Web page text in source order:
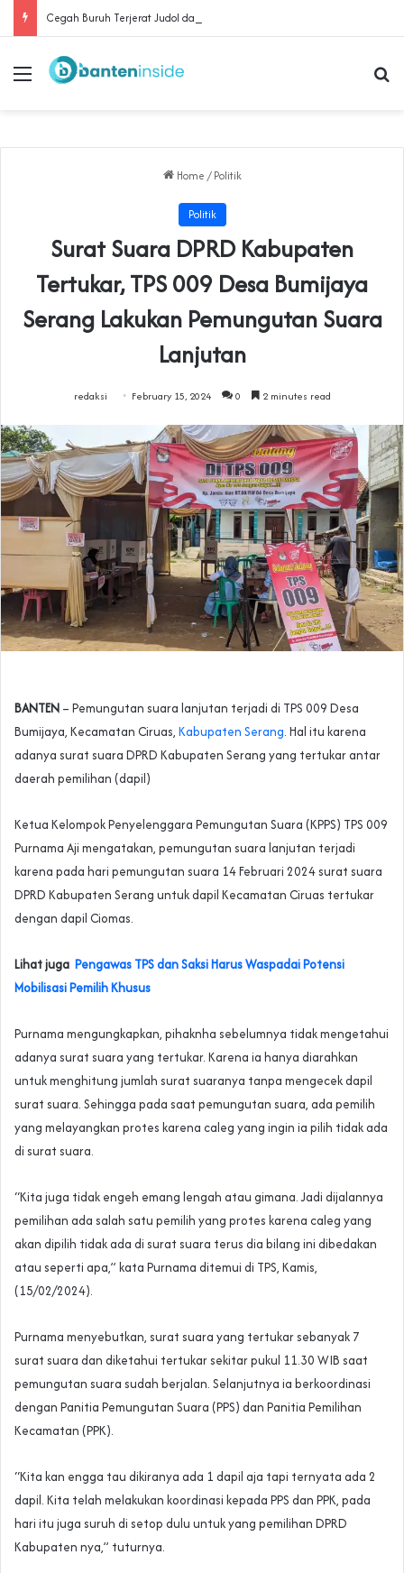
Menu
Home / Politik
Politik
Surat Suara DPRD Kabupaten
Tertukar, TPS 009 Desa Bumijaya
Serang Lakukan Pemungutan Suara
Lanjutan
redaksi February 15, 2024 0 2 minutes read
BANTEN – Pemungutan suara lanjutan terjadi di TPS 009 Desa
Bumijaya, Kecamatan Ciruas, Kabupaten Serang. Hal itu karena
adanya surat suara DPRD Kabupaten Serang yang tertukar antar
daerah pemilihan (dapil)
Ketua Kelompok Penyelenggara Pemungutan Suara (KPPS) TPS 009
Purnama Aji mengatakan, pemungutan suara lanjutan terjadi
karena pada hari pemungutan suara 14 Februari 2024 surat suara
DPRD Kabupaten Serang untuk dapil Kecamatan Ciruas tertukar
dengan dapil Ciomas.
Lihat juga Pengawas TPS dan Saksi Harus Waspadai Potensi
Mobilisasi Pemilih Khusus
Purnama mengungkapkan, pihaknha sebelumnya tidak mengetahui
adanya surat suara yang tertukar. Karena ia hanya diarahkan
untuk menghitung jumlah surat suaranya tanpa mengecek dapil
surat suara. Sehingga pada saat pemungutan suara, ada pemilih
yang melayangkan protes karena caleg yang ingin ia pilih tidak ada
di surat suara.
“Kita juga tidak engeh emang lengah atau gimana. Jadi dijalannya
pemilihan ada salah satu pemilih yang protes karena caleg yang
akan dipilih tidak ada di surat suara terus dia bilang ini dibedakan
atau seperti apa,” kata Purnama ditemui di TPS, Kamis,
(15/02/2024).
Purnama menyebutkan, surat suara yang tertukar sebanyak 7
surat suara dan diketahui tertukar sekitar pukul 11.30 WIB saat
pemungutan suara sudah berjalan. Selanjutnya ia berkoordinasi
dengan Panitia Pemungutan Suara (PPS) dan Panitia Pemilihan
Kecamatan (PPK).
“Kita kan engga tau dikiranya ada 1 dapil aja tapi ternyata ada 2
dapil. Kita telah melakukan koordinasi kepada PPS dan PPK, pada
hari itu juga suruh di setop dulu untuk yang pemilihan DPRD
Kabupaten nya,” tuturnya.